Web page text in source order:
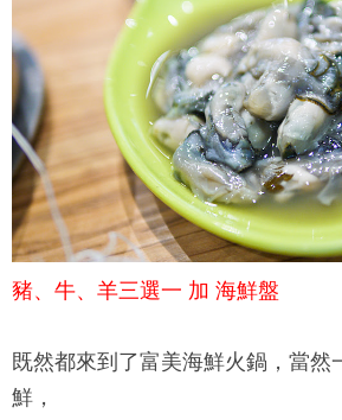
豬、牛、羊三選一 加 海鮮盤
既然都來到了富美海鮮火鍋 ，當
鮮，